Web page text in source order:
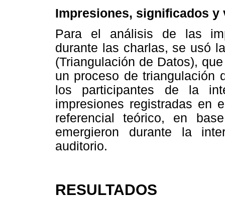
Impresiones, significados
Para el análisis de las
durante las charlas, se usó
(Triangulación de Datos),
un proceso de triangulación
los participantes de la
impresiones registradas en
referencial teórico, en
emergieron durante la
auditorio.
RESULTADOS